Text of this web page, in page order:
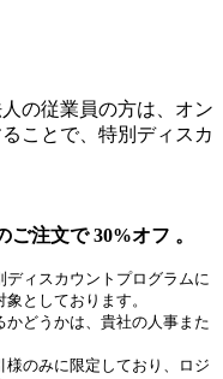
の従業員の方は、オン
ことで、特別ディスカ
注文で 30%オフ 。
ィスカウントプログラムに
としております。
かどうかは、貴社の人事また
様のみに限定しており、ロジ